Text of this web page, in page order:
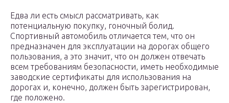
Едва ли есть смысл рассматривать, как
потенциальную покупку, гоночный болид.
Спортивный автомобиль отличается тем, что он
предназначен для эксплуатации на дорогах общего
пользования, а это значит, что он должен отвечать
всем требованиям безопасности, иметь необходимые
заводские сертификаты для использования на
дорогах и, конечно, должен быть зарегистрирован,
где положено.